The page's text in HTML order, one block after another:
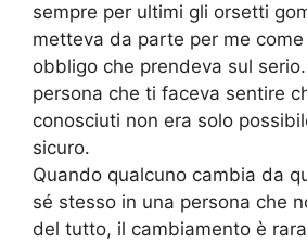
sempre per ultimi gli orsetti
metteva da parte per me
obbligo che prendeva sul
persona che ti faceva sentire
conosciuti non era solo
sicuro.
Quando qualcuno cambia da
sé stesso in una persona che
del tutto, il cambiamento è